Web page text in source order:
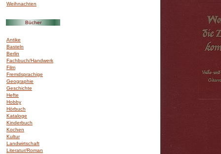
Weihnachten
Bücher
Antike
Basteln
Berlin
Fachbuch/Handwerk
Film
Fremdsprachige
Geographie
Geschichte
Hefte
Hobby
Hörbuch
Kataloge
Kinderbuch
Kochen
Kultur
Landwirtschaft
Literatur/Roman